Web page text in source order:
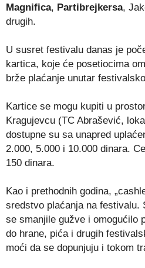
Magnifica, Partibrejkersa,
drugih.
U susret festivalu danas je
kartica, koje će posetiocima
brže plaćanje unutar
Kartice se mogu kupiti u
Kragujevcu (TC Abrašević,
dostupne su sa unapred
2.000, 5.000 i 10.000 dinara.
150 dinara.
Kao i prethodnih godina,
sredstvo plaćanja na festivalu.
se smanjile gužve i omogućilo
do hrane, pića i drugih
moći da se dopunjuju i tokom